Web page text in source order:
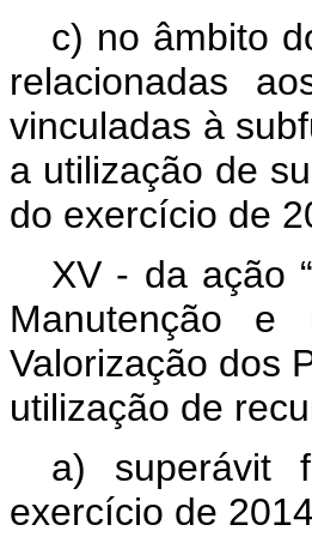
c) no âmbito
relacionadas
vinculadas à
a utilização de
do exercício de
XV - da ação
Manutenção e
Valorização dos
utilização de
a) superávit
exercício de